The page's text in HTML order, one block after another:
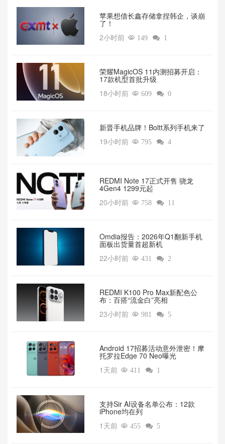
苹果想借长鑫存储拿捏韩企，谈崩
了！
2小时前  149  1
荣耀MagicOS 11内测招募开启：
17款机型首批升级
18小时前  609  0
新晋手机品牌！Boltt系列手机来了
19小时前  795  4
REDMI Note 17正式开售 骁龙
4Gen4 1299元起
20小时前  758  11
Omdia报告：2026年Q1翻新手机
面板出货量首超新机
22小时前  431  2
REDMI K100 Pro Max新配色公
布：百搭“流金白”亮相
23小时前  981  5
Android 17招募活动意外泄密！摩
托罗拉Edge 70 Neo曝光
1天前  411  1
支持Sir AI设备名单公布：12款
iPhone均在列
1天前  455  5